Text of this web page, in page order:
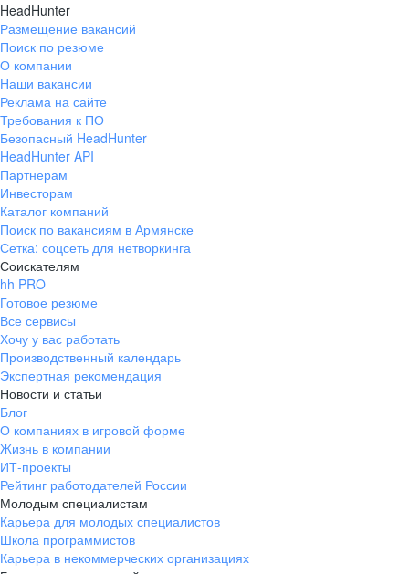
HeadHunter
Размещение вакансий
Поиск по резюме
О компании
Наши вакансии
Реклама на сайте
Требования к ПО
Безопасный HeadHunter
HeadHunter API
Партнерам
Инвесторам
Каталог компаний
Поиск по вакансиям в Армянске
Сетка: соцсеть для нетворкинга
Соискателям
hh PRO
Готовое резюме
Все сервисы
Хочу у вас работать
Производственный календарь
Экспертная рекомендация
Новости и статьи
Блог
О компаниях в игровой форме
Жизнь в компании
ИТ-проекты
Рейтинг работодателей России
Молодым специалистам
Карьера для молодых специалистов
Школа программистов
Карьера в некоммерческих организациях